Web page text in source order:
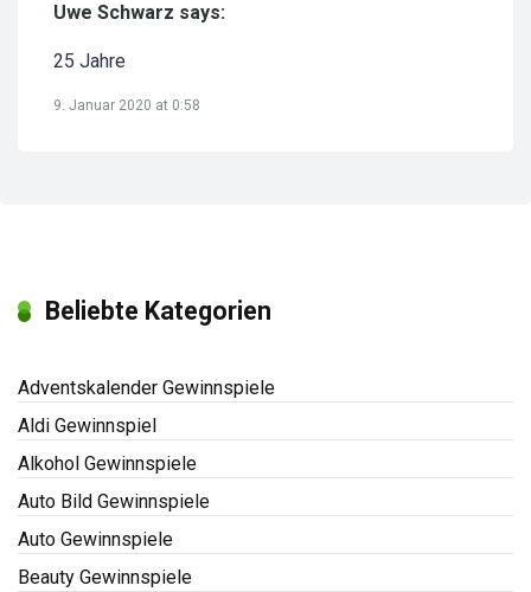
Uwe Schwarz says:
25 Jahre
9. Januar 2020 at 0:58
Beliebte Kategorien
Adventskalender Gewinnspiele
Aldi Gewinnspiel
Alkohol Gewinnspiele
Auto Bild Gewinnspiele
Auto Gewinnspiele
Beauty Gewinnspiele